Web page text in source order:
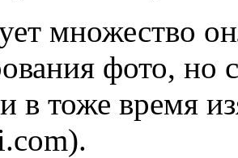
множество
фото,
в тоже время